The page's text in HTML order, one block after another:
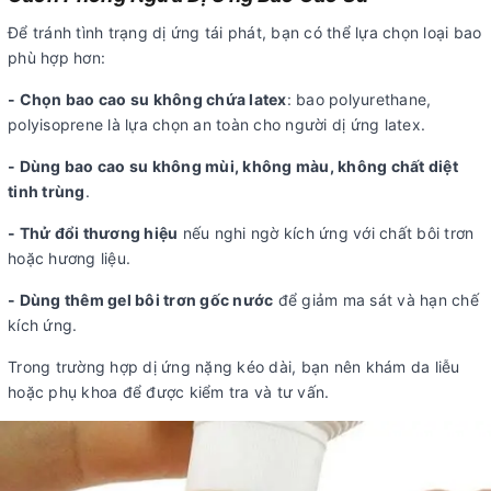
Để tránh tình trạng dị ứng tái phát, bạn có thể lựa chọn loại bao
phù hợp hơn:
- Chọn bao cao su không chứa latex: bao polyurethane,
polyisoprene là lựa chọn an toàn cho người dị ứng latex.
- Dùng bao cao su không mùi, không màu, không chất diệt
tinh trùng.
- Thử đổi thương hiệu nếu nghi ngờ kích ứng với chất bôi trơn
hoặc hương liệu.
- Dùng thêm gel bôi trơn gốc nước để giảm ma sát và hạn chế
kích ứng.
Trong trường hợp dị ứng nặng kéo dài, bạn nên khám da liễu
hoặc phụ khoa để được kiểm tra và tư vấn.